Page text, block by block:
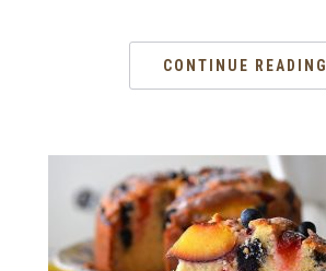
CONTINUE READING